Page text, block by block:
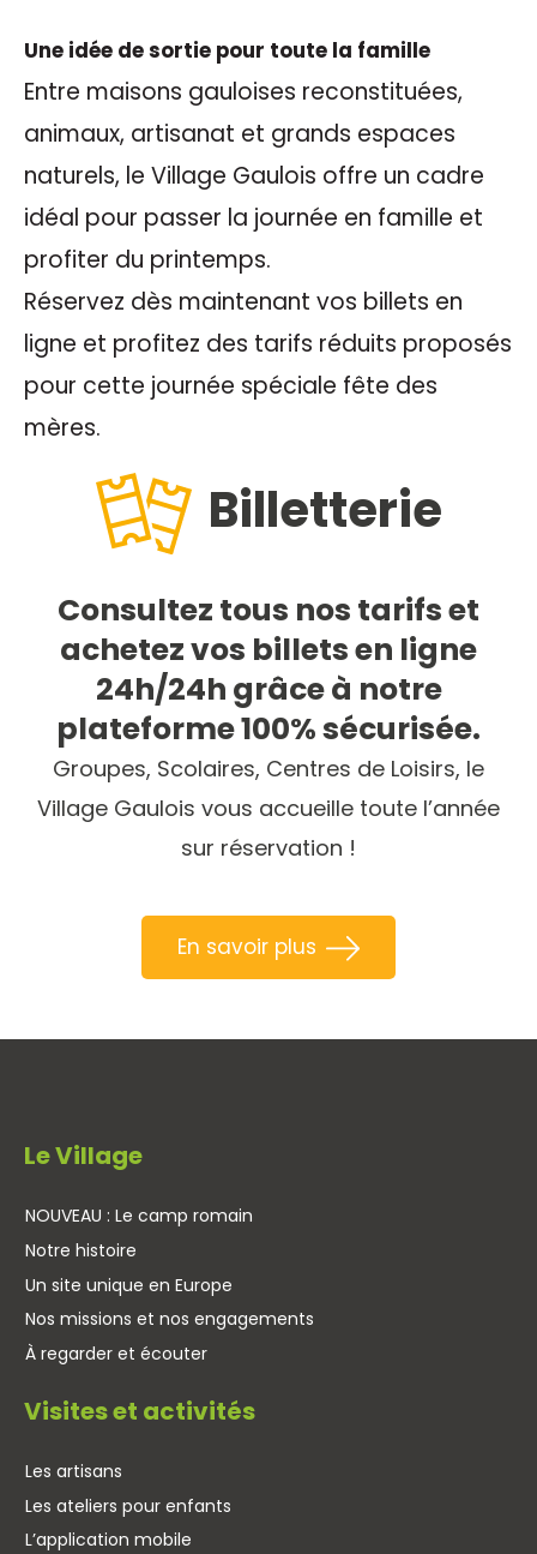
Une idée de sortie pour toute la famille
Entre maisons gauloises reconstituées,
animaux, artisanat et grands espaces
naturels, le Village Gaulois offre un cadre
idéal pour passer la journée en famille et
profiter du printemps.
Réservez dès maintenant vos billets en
ligne et profitez des tarifs réduits proposés
pour cette journée spéciale fête des
mères.
Billetterie
Consultez tous nos tarifs et
achetez vos billets en ligne
24h/24h grâce à notre
plateforme 100% sécurisée.
Groupes, Scolaires, Centres de Loisirs, le
Village Gaulois vous accueille toute l’année
sur réservation !
En savoir plus
Le Village
NOUVEAU : Le camp romain
Notre histoire
Un site unique en Europe
Nos missions et nos engagements
À regarder et écouter
Visites et activités
Les artisans
Les ateliers pour enfants
L’application mobile